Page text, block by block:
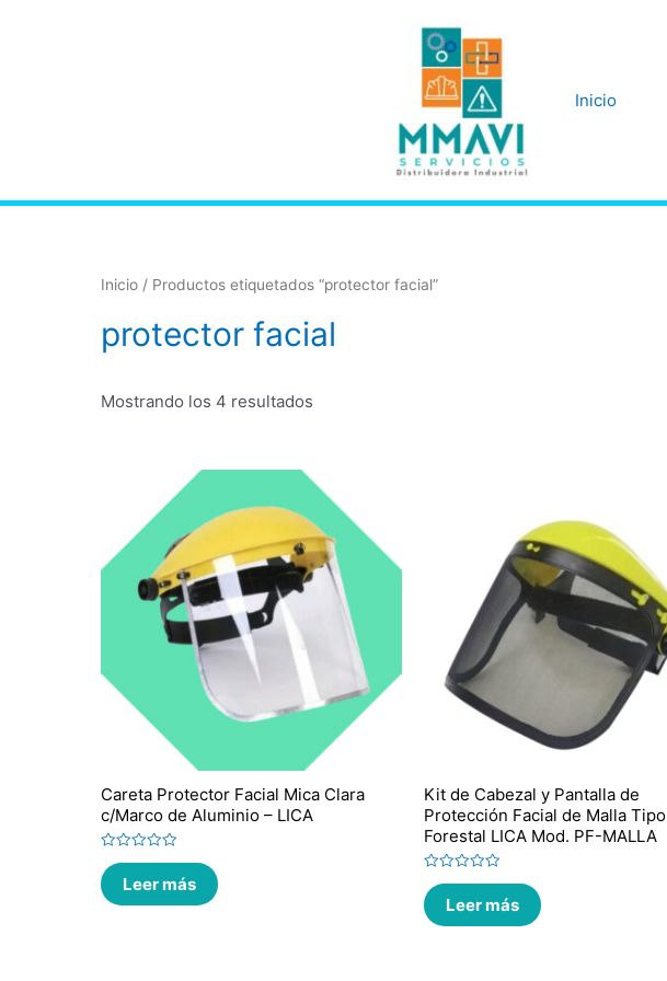
Inicio
Inicio / Productos etiquetados “protector facial”
protector facial
Mostrando los 4 resultados
Careta Protector Facial Mica Clara
c/Marco de Aluminio – LICA
Valorado
en
0
de
Leer más
Kit de Cabezal y Pantalla de
Protección Facial de Malla Tipo
Forestal LICA Mod. PF-MALLA
Valorado
en
0
de
Leer más